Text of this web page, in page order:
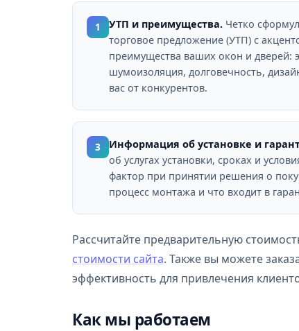
1 УТП и преимущества. Четко
торговое предложение (УТП) с
преимущества ваших окон и дверей:
шумоизоляция, долговечность,
вас от конкурентов.
3 Информация об установке и
об услугах установки, сроках и
фактор при принятии решения о
процесс монтажа и что входит в
Рассчитайте предварительную
стоимости сайта. Также вы можете
эффективность для привлечения
Как мы работаем